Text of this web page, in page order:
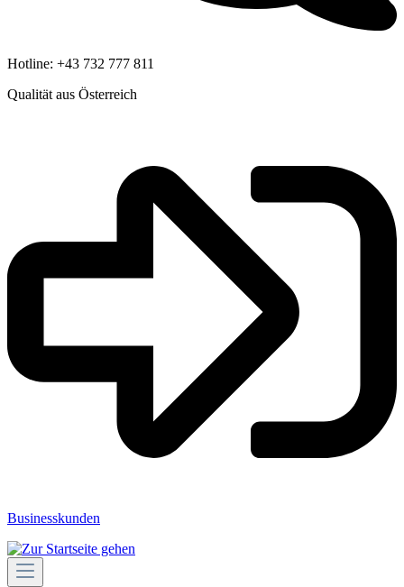
Hotline: +43 732 777 811
Qualität aus Österreich
Businesskunden